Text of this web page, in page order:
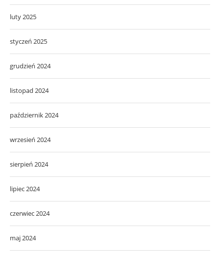
luty 2025
styczeń 2025
grudzień 2024
listopad 2024
październik 2024
wrzesień 2024
sierpień 2024
lipiec 2024
czerwiec 2024
maj 2024